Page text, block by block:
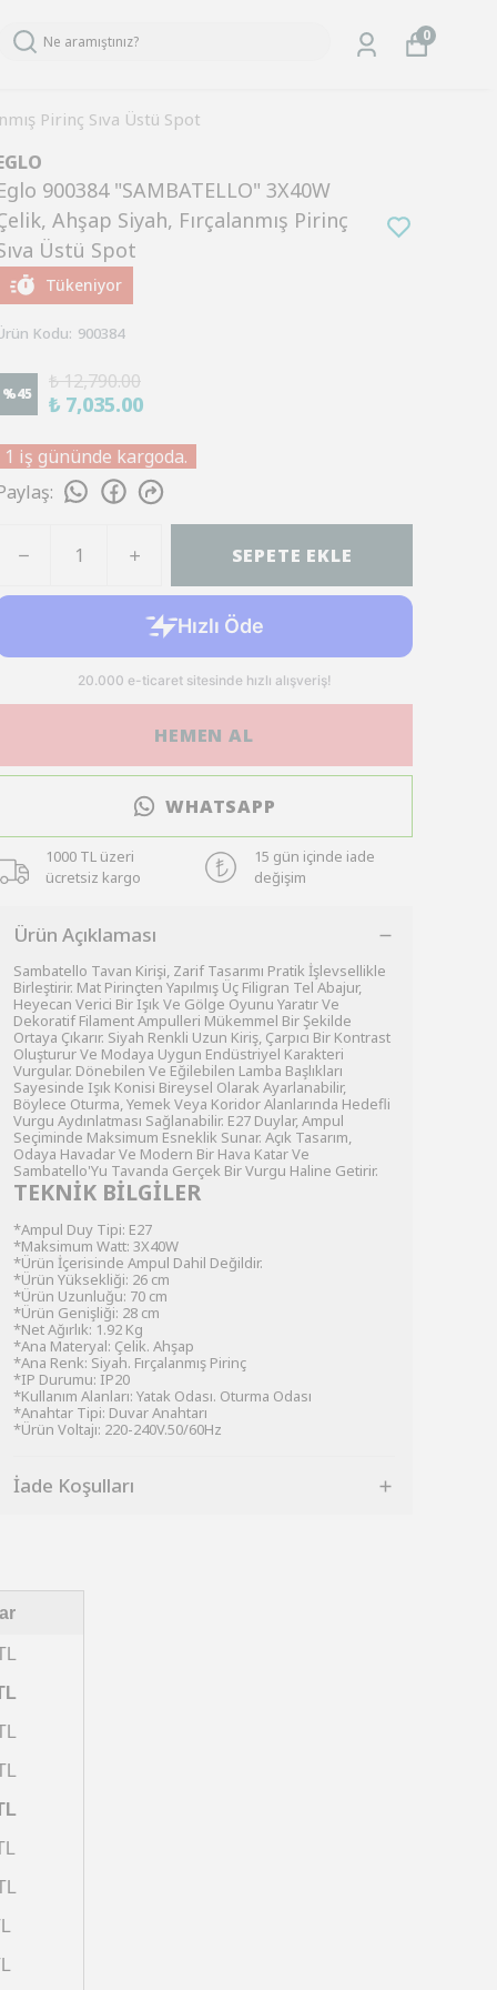
0
Pirinç Sıva Üstü Spot
900384 "SAMBATELLO" 3X40W
Ahşap Siyah, Fırçalanmış Pirinç
Üstü Spot
Tükeniyor
Kodu: 900384
%45
₺ 12,790.00
₺ 7,035.00
1 iş gününde kargoda.
:
SEPETE EKLE
HEMEN AL
WHATSAPP
1000 TL üzeri
ücretsiz kargo
15 gün içinde iade
değişim
Ürün Açıklaması
Sambatello Tavan Kirişi, Zarif Tasarımı Pratik İşlevsellikle
Birleştirir. Mat Pirinçten Yapılmış Üç Filigran Tel Abajur,
Heyecan Verici Bir Işık Ve Gölge Oyunu Yaratır Ve
Dekoratif Filament Ampulleri Mükemmel Bir Şekilde
Ortaya Çıkarır. Siyah Renkli Uzun Kiriş, Çarpıcı Bir Kontrast
Oluşturur Ve Modaya Uygun Endüstriyel Karakteri
Vurgular. Dönebilen Ve Eğilebilen Lamba Başlıkları
Sayesinde Işık Konisi Bireysel Olarak Ayarlanabilir,
Böylece Oturma, Yemek Veya Koridor Alanlarında Hedefli
Vurgu Aydınlatması Sağlanabilir. E27 Duylar, Ampul
Seçiminde Maksimum Esneklik Sunar. Açık Tasarım,
Odaya Havadar Ve Modern Bir Hava Katar Ve
Sambatello'Yu Tavanda Gerçek Bir Vurgu Haline Getirir.
TEKNİK BİLGİLER
*Ampul Duy Tipi: E27
*Maksimum Watt: 3X40W
*Ürün İçerisinde Ampul Dahil Değildir.
*Ürün Yüksekliği: 26 cm
*Ürün Uzunluğu: 70 cm
*Ürün Genişliği: 28 cm
*Net Ağırlık: 1.92 Kg
*Ana Materyal: Çelik. Ahşap
*Ana Renk: Siyah. Fırçalanmış Pirinç
*IP Durumu: IP20
*Kullanım Alanları: Yatak Odası. Oturma Odası
*Anahtar Tipi: Duvar Anahtarı
*Ürün Voltajı: 220-240V.50/60Hz
İade Koşulları